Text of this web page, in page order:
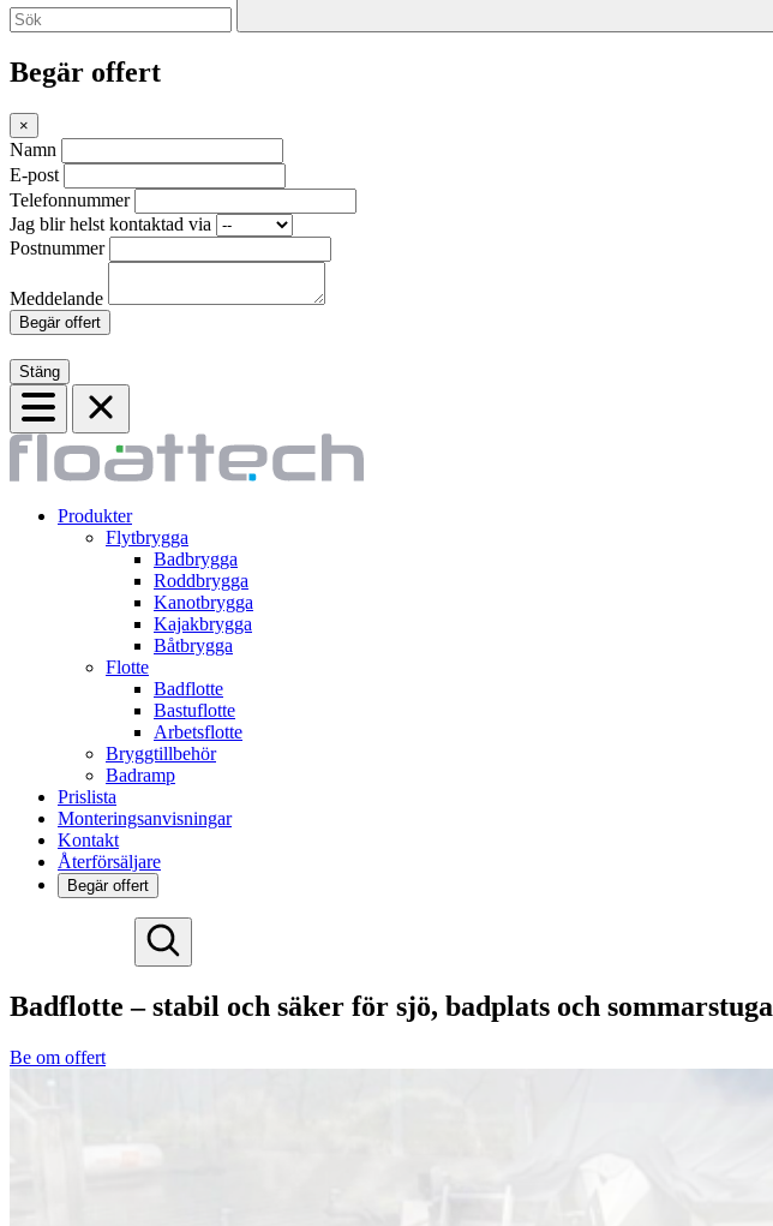
Begär offert
×
Namn
E-post
Telefonnummer
Jag blir helst kontaktad via
Postnummer
Meddelande
Begär offert
Stäng
Produkter
Flytbrygga
Badbrygga
Roddbrygga
Kanotbrygga
Kajakbrygga
Båtbrygga
Flotte
Badflotte
Bastuflotte
Arbetsflotte
Bryggtillbehör
Badramp
Prislista
Monteringsanvisningar
Kontakt
Återförsäljare
Begär offert
English
Español
Nederlands
Badflotte – stabil och säker för sjö, badplats och sommarstuga
Be om offert